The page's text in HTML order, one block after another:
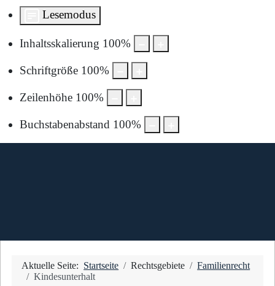
Lesemodus
Inhaltsskalierung 100%
Schriftgröße 100%
Zeilenhöhe 100%
Buchstabenabstand 100%
Aktuelle Seite: Startseite Rechtsgebiete
Familienrecht
Kindesunterhalt